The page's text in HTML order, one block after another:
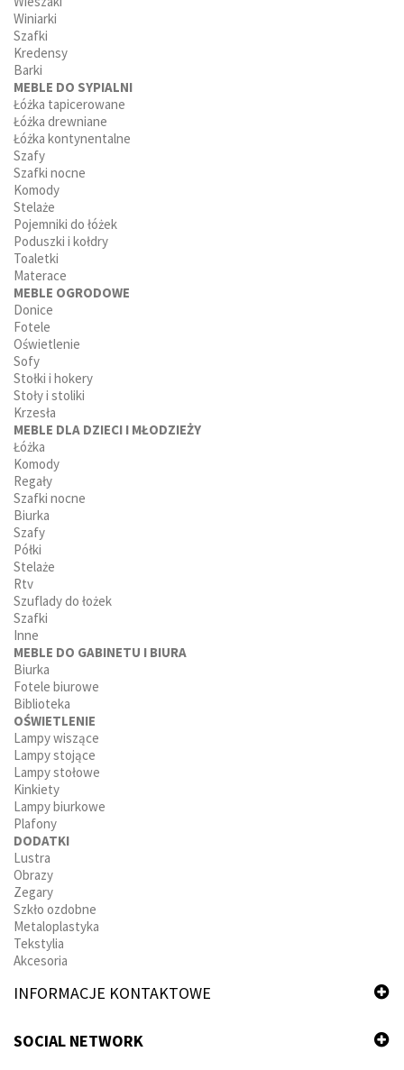
Winiarki
Szafki
Kredensy
Barki
MEBLE DO SYPIALNI
Łóżka tapicerowane
Łóżka drewniane
Łóżka kontynentalne
Szafy
Szafki nocne
Komody
Stelaże
Pojemniki do łóżek
Poduszki i kołdry
Toaletki
Materace
MEBLE OGRODOWE
Donice
Fotele
Oświetlenie
Sofy
Stołki i hokery
Stoły i stoliki
Krzesła
MEBLE DLA DZIECI I MŁODZIEŻY
Łóżka
Komody
Regały
Szafki nocne
Biurka
Szafy
Półki
Stelaże
Rtv
Szuflady do łożek
Szafki
Inne
MEBLE DO GABINETU I BIURA
Biurka
Fotele biurowe
Biblioteka
OŚWIETLENIE
Lampy wiszące
Lampy stojące
Lampy stołowe
Kinkiety
Lampy biurkowe
Plafony
DODATKI
Lustra
Obrazy
Zegary
Szkło ozdobne
Metaloplastyka
Tekstylia
Akcesoria
INFORMACJE KONTAKTOWE
SOCIAL NETWORK